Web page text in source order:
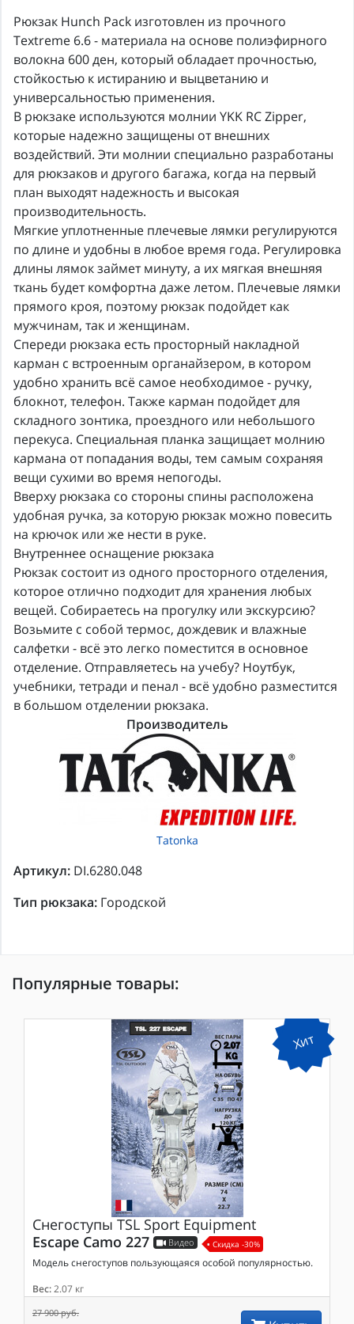
Рюкзак Hunch Pack изготовлен из прочного
Textreme 6.6 - материала на основе полиэфирного
волокна 600 ден, который обладает прочностью,
стойкостью к истиранию и выцветанию и
универсальностью применения.
В рюкзаке используются молнии YKK RC Zipper,
которые надежно защищены от внешних
воздействий. Эти молнии специально разработаны
для рюкзаков и другого багажа, когда на первый
план выходят надежность и высокая
производительность.
Мягкие уплотненные плечевые лямки регулируются
по длине и удобны в любое время года. Регулировка
длины лямок займет минуту, а их мягкая внешняя
ткань будет комфортна даже летом. Плечевые лямки
прямого кроя, поэтому рюкзак подойдет как
мужчинам, так и женщинам.
Спереди рюкзака есть просторный накладной
карман с встроенным органайзером, в котором
удобно хранить всё самое необходимое - ручку,
блокнот, телефон. Также карман подойдет для
складного зонтика, проездного или небольшого
перекуса. Специальная планка защищает молнию
кармана от попадания воды, тем самым сохраняя
вещи сухими во время непогоды.
Вверху рюкзака со стороны спины расположена
удобная ручка, за которую рюкзак можно повесить
на крючок или же нести в руке.
Внутреннее оснащение рюкзака
Рюкзак состоит из одного просторного отделения,
которое отлично подходит для хранения любых
вещей. Собираетесь на прогулку или экскурсию?
Возьмите с собой термос, дождевик и влажные
салфетки - всё это легко поместится в основное
отделение. Отправляетесь на учебу? Ноутбук,
учебники, тетради и пенал - всё удобно разместится
в большом отделении рюкзака.
Производитель
Tatonka
Артикул: DI.6280.048
Тип рюкзака: Городской
Популярные товары:
Хит
Снегоступы TSL Sport Equipment
Escape Camo 227
Видео Скидка -30%
Модель снегоступов пользующаяся особой популярностью.
Вес:2.07 кг
27 900 руб.